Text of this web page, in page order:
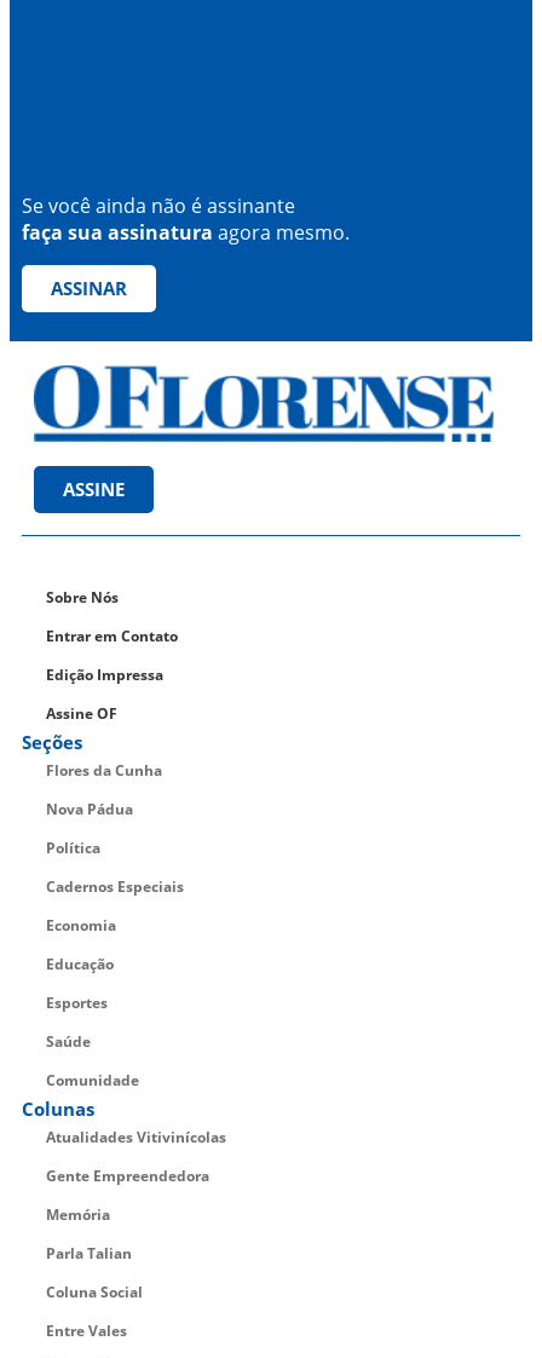
Se você ainda não é assinante
faça sua assinatura agora mesmo.
ASSINAR
ASSINE
Sobre Nós
Entrar em Contato
Edição Impressa
Assine OF
Seções
Flores da Cunha
Nova Pádua
Política
Cadernos Especiais
Economia
Educação
Esportes
Saúde
Comunidade
Colunas
Atualidades Vitivinícolas
Gente Empreendedora
Memória
Parla Talian
Coluna Social
Entre Vales